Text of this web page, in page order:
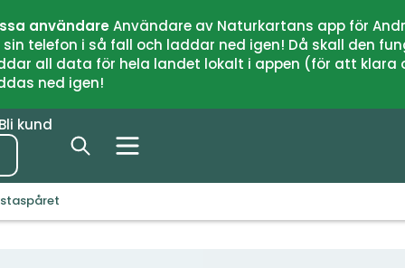
användareAnvändare av Naturkartans app för
telefon i så fall och laddar ned igen! Då skall den
all data för hela landet lokalt i appen (för att
ned igen!
Bli kund